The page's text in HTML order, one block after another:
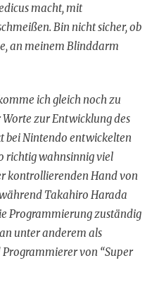
macht, mit
Bin nicht sicher, ob
an meinem Blinddarm
ich gleich noch zu
zur Entwicklung des
bei Nintendo entwickelten
richtig wahnsinnig viel
kontrollierenden Hand von
Takahiro Harada
Programmierung zuständig
unter anderem als
von “Super